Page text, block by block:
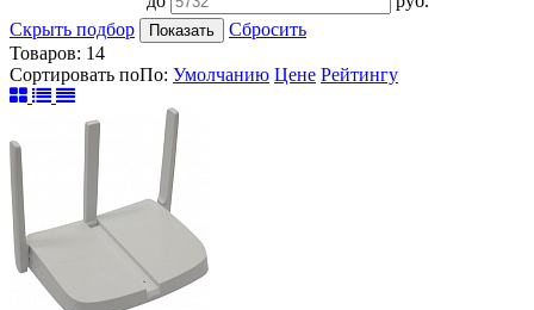
Скрыть подбор
Показать
Сбросить
Товаров: 14
Сортировать поПо: Умолчанию Цене Рейтингу